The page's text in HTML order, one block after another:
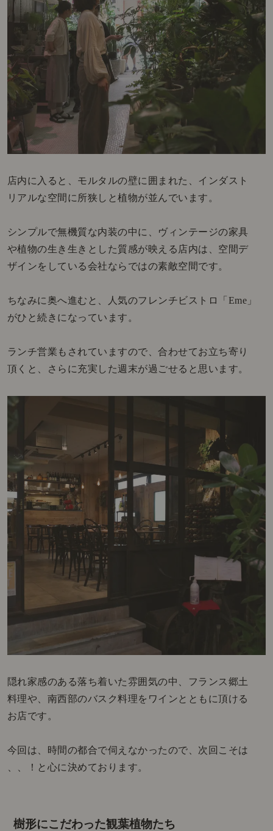
店内に入ると、モルタルの壁に囲まれた、インダスト
リアルな空間に所狭しと植物が並んでいます。
シンプルで無機質な内装の中に、ヴィンテージの家具
や植物の生き生きとした質感が映える店内は、 空間デ
ザインを している会社ならではの素敵空間です。
ちなみに奥へ進むと、人気のフレンチビストロ「Eme」
がひと続きになっています。
ランチ営業もされていますので、合わせてお立ち寄り
頂くと、さらに充実した週末が過ごせると思います。
隠れ家感のある落ち着いた雰囲気の中、フランス郷土
料理や、南西部のバスク料理をワインとともに頂ける
お店です。
今回は、時間の都合で伺えなかったので、次回こそは
、、！と心に決めております。
樹形にこだわった観葉植物たち